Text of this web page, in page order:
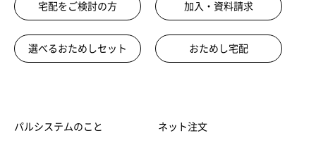
宅配をご検討の方 加入・資料請求
選べるおためしセット おためし宅配
パルシステムのこと ネット注文